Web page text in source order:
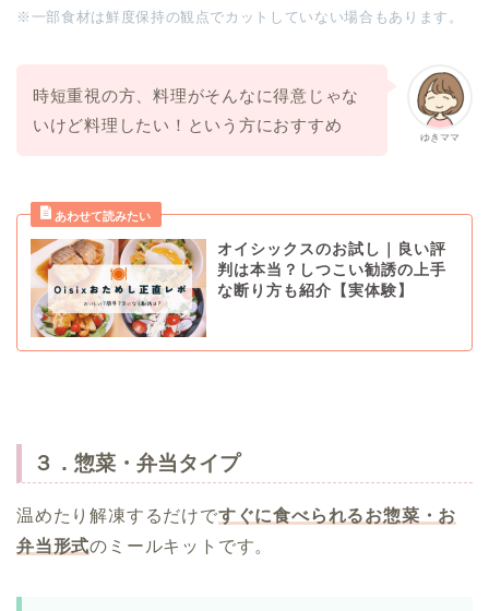
※一部食材は鮮度保持の観点でカットしていない場合もあります。
ゆきママ
時短重視の方、料理がそんなに得意じゃな
いけど料理したい！という方におすすめ
オイシックスのお試し｜良い評
判は本当？しつこい勧誘の上手
な断り方も紹介【実体験】
３．惣菜・弁当タイプ
温めたり解凍するだけですぐに食べられるお惣菜・お
弁当形式のミールキットです。